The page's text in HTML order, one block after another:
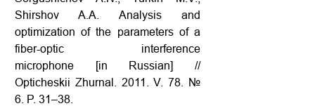
Shirshov A.A. Analysis and
optimization of the parameters of a
fiber-optic interference
microphone [in Russian] //
Opticheskii Zhurnal. 2011. V. 78. №
6. P. 31–38.